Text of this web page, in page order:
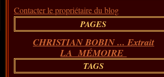
Contacter le propriétaire du blog
PAGES
CHRISTIAN BOBIN ... Extrait
LA MÉMOIRE
TAGS